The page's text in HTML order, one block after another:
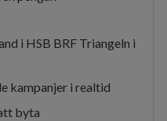
i HSB BRF Triangeln i
kampanjer i realtid
byta